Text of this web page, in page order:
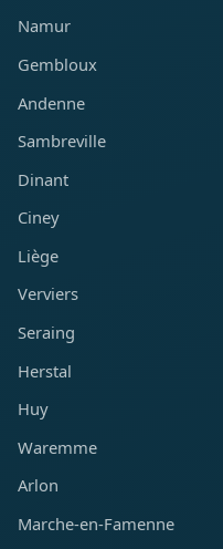
Namur
Gembloux
Andenne
Sambreville
Dinant
Ciney
Liège
Verviers
Seraing
Herstal
Huy
Waremme
Arlon
Marche-en-Famenne